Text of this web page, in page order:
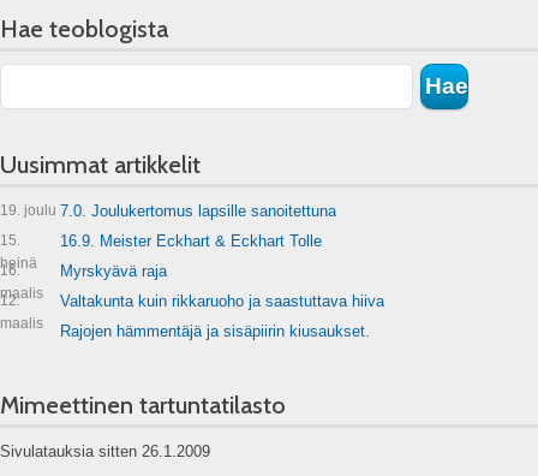
Hae teoblogista
Uusimmat artikkelit
19. joulu 7.0. Joulukertomus lapsille sanoitettuna
15.
heinä
16.9. Meister Eckhart & Eckhart Tolle
16.
maalis
Myrskyävä raja
12.
maalis
Valtakunta kuin rikkaruoho ja saastuttava hiiva
Rajojen hämmentäjä ja sisäpiirin kiusaukset.
Mimeettinen tartuntatilasto
Sivulatauksia sitten 26.1.2009